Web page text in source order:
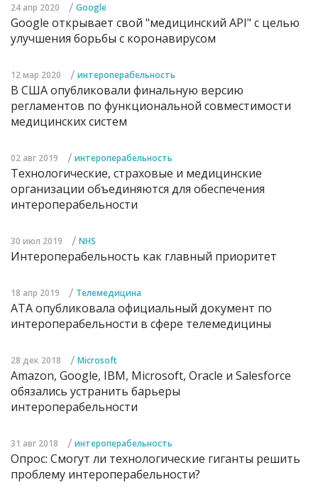
24 апр 2020 / Google
Google открывает свой "медицинский API" с целью
улучшения борьбы с коронавирусом
12 мар 2020 / интероперабельность
В США опубликовали финальную версию
регламентов по функциональной совместимости
медицинских систем
02 авг 2019 / интероперабельность
Технологические, страховые и медицинские
организации объединяются для обеспечения
интероперабельности
30 июл 2019 / NHS
Интероперабельность как главный приоритет
18 апр 2019 / Телемедицина
ATA опубликовала официальный документ по
интероперабельности в сфере телемедицины
28 дек 2018 / Microsoft
Amazon, Google, IBM, Microsoft, Oracle и Salesforce
обязались устранить барьеры
интероперабельности
31 авг 2018 / интероперабельность
Опрос: Смогут ли технологические гиганты решить
проблему интероперабельности?